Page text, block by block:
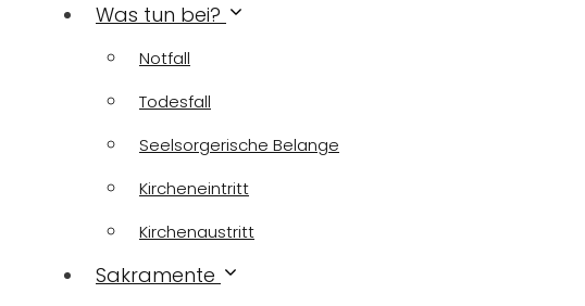
Was tun bei?
Notfall
Todesfall
Seelsorgerische Belange
Kircheneintritt
Kirchenaustritt
Sakramente